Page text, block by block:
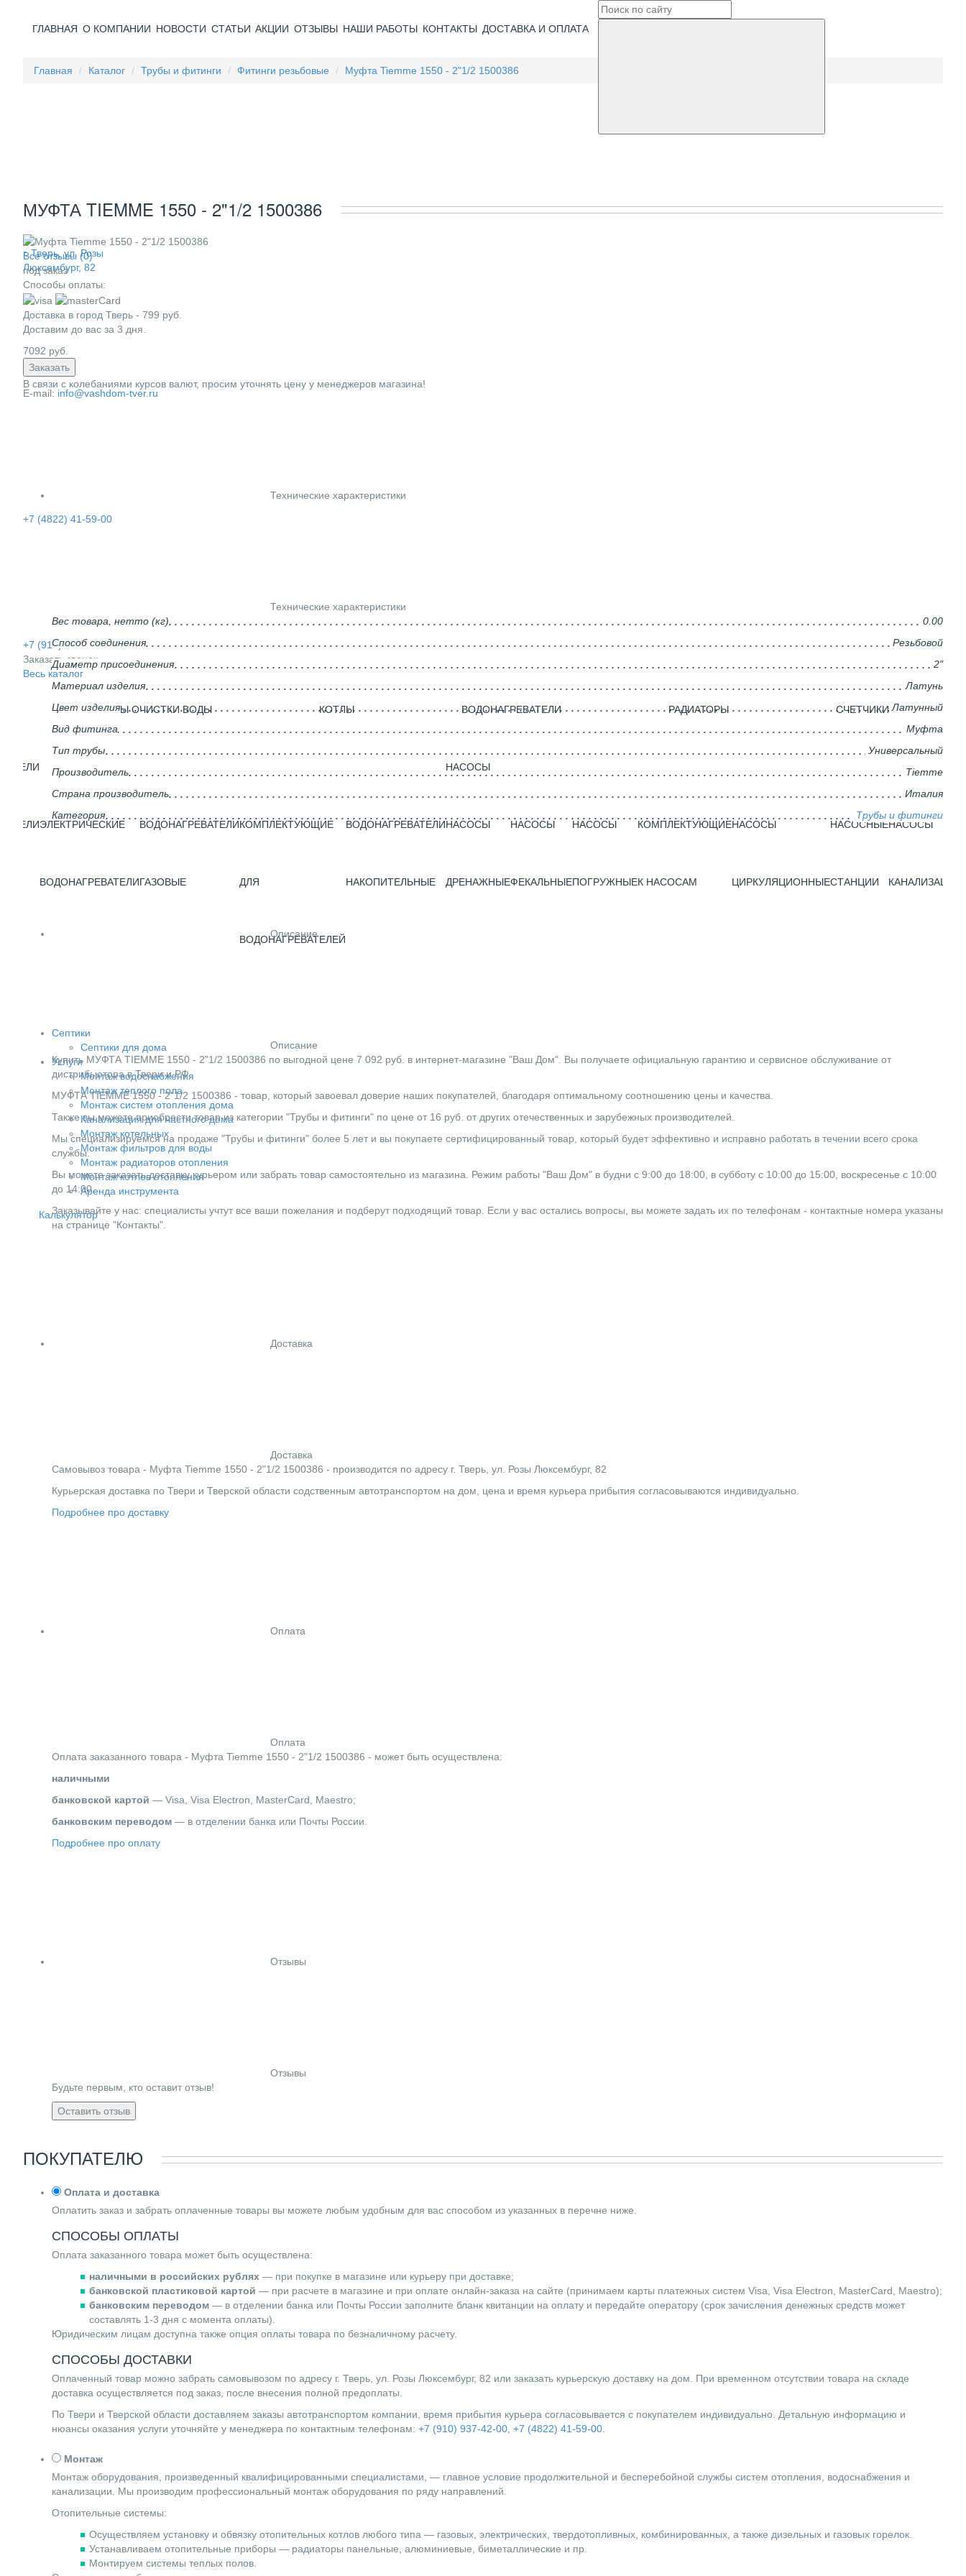
ГЛАВНАЯ О КОМПАНИИ НОВОСТИ СТАТЬИ АКЦИИ ОТЗЫВЫ НАШИ РАБОТЫ КОНТАКТЫ ДОСТАВКА И ОПЛАТА
г. Тверь, ул. Розы
Люксембург, 82
E-mail: info@vashdom-tver.ru
+7 (4822) 41-59-00
+7 (910) 937-42-00
Заказать звонок
Весь каталог
СИСТЕМЫ ОЧИСТКИ ВОДЫ КОТЛЫ ВОДОНАГРЕВАТЕЛИ РАДИАТОРЫ CЧЕТЧИКИ
ЭЛЕКТРИЧЕСКИЕ
ВОДОНАГРЕВАТЕЛИ
ВОДОНАГРЕВАТЕЛИ
ГАЗОВЫЕ
КОМПЛЕКТУЮЩИЕ
ДЛЯ
ВОДОНАГРЕВАТЕЛЕЙ
ВОДОНАГРЕВАТЕЛИ
НАКОПИТЕЛЬНЫЕ
НАСОСЫ
НАСОСЫ
ДРЕНАЖНЫЕ
НАСОСЫ
ФЕКАЛЬНЫЕ
НАСОСЫ
ПОГРУЖНЫЕ
КОМПЛЕКТУЮЩИЕ
К НАСОСАМ
НАСОСЫ
ЦИРКУЛЯЦИОННЫЕ
НАСОСНЫЕ
СТАНЦИИ
НАСОСЫ
Септики
Септики для дома
Услуги
Монтаж водоснабжения
Монтаж теплого пола
Монтаж систем отопления дома
Канализация для частного дома
Монтаж котельных
Монтаж фильтров для воды
Монтаж радиаторов отопления
Монтаж котлов отопления
Аренда инструмента
Калькулятор
Главная Каталог Трубы и фитинги Фитинги резьбовые Муфта Tiemme 1550 - 2"1/2 1500386
МУФТА TIEMME 1550 - 2"1/2 1500386
Все отзывы (0)
под заказ
Способы оплаты:
Доставка в город Тверь - 799 руб.
Доставим до вас за 3 дня.
7092 руб.
Заказать
В связи с колебаниями курсов валют, просим уточнять цену у менеджеров магазина!
Технические характеристики
Технические характеристики
Вес товара, нетто (кг)
0.00
Способ соединения
Резьбовой
Диаметр присоединения
2"
Материал изделия
Латунь
Цвет изделия
Латунный
Вид фитинга
Муфта
Тип трубы
Универсальный
Производитель
Tiemme
Страна производитель
Италия
Категория
Трубы и фитинги
Описание
Описание
Купить МУФТА TIEMME 1550 - 2"1/2 1500386 по выгодной цене 7 092 руб. в интернет-магазине "Ваш Дом". Вы получаете официальную гарантию и сервисное обслуживание от
дистрибьютора в Твери и РФ.
МУФТА TIEMME 1550 - 2"1/2 1500386 - товар, который завоевал доверие наших покупателей, благодаря оптимальному соотношению цены и качества.
Также вы можете приобрести товар из категории "Трубы и фитинги" по цене от 16 руб. от других отечественных и зарубежных производителей.
Мы специализируемся на продаже "Трубы и фитинги" более 5 лет и вы покупаете сертифицированный товар, который будет эффективно и исправно работать в течении всего срока
службы.
Вы можете заказать доставку курьером или забрать товар самостоятельно из магазина. Режим работы "Ваш Дом" в будни с 9:00 до 18:00, в субботу с 10:00 до 15:00, воскресенье с 10:00
до 14:00.
Заказывайте у нас: специалисты учтут все ваши пожелания и подберут подходящий товар. Если у вас остались вопросы, вы можете задать их по телефонам - контактные номера указаны
на странице "Контакты".
Доставка
Доставка
Cамовывоз товара - Муфта Tiemme 1550 - 2"1/2 1500386 - производится по адресу г. Тверь, ул. Розы Люксембург, 82
Курьерская доставка по Твери и Тверской области содственным автотранспортом на дом, цена и время курьера прибытия согласовываются индивидуально.
Подробнее про доставку
Оплата
Оплата
Оплата заказанного товара - Муфта Tiemme 1550 - 2"1/2 1500386 - может быть осуществлена:
наличными
банковской картой — Visa, Visa Electron, MasterCard, Maestro;
банковским переводом — в отделении банка или Почты России.
Подробнее про оплату
Отзывы
Отзывы
Будьте первым, кто оставит отзыв!
Оставить отзыв
ПОКУПАТЕЛЮ
Оплата и доставка
Оплатить заказ и забрать оплаченные товары вы можете любым удобным для вас способом из указанных в перечне ниже.
СПОСОБЫ ОПЛАТЫ
Оплата заказанного товара может быть осуществлена:
наличными в российских рублях — при покупке в магазине или курьеру при доставке;
банковской пластиковой картой — при расчете в магазине и при оплате онлайн-заказа на сайте (принимаем карты платежных систем Visa, Visa Electron, MasterCard, Maestro);
банковским переводом — в отделении банка или Почты России заполните бланк квитанции на оплату и передайте оператору (срок зачисления денежных средств может
составлять 1-3 дня с момента оплаты).
Юридическим лицам доступна также опция оплаты товара по безналичному расчету.
СПОСОБЫ ДОСТАВКИ
Оплаченный товар можно забрать самовывозом по адресу г. Тверь, ул. Розы Люксембург, 82 или заказать курьерскую доставку на дом. При временном отсутствии товара на складе
доставка осуществляется под заказ, после внесения полной предоплаты.
По Твери и Тверской области доставляем заказы автотранспортом компании, время прибытия курьера согласовывается с покупателем индивидуально. Детальную информацию и
нюансы оказания услуги уточняйте у менеджера по контактным телефонам: +7 (910) 937-42-00 +7 (4822) 41-59-00
Монтаж
Монтаж оборудования, произведенный квалифицированными специалистами, — главное условие продолжительной и бесперебойной службы систем отопления, водоснабжения и
канализации. Мы производим профессиональный монтаж оборудования по ряду направлений.
Отопительные системы:
Осуществляем установку и обвязку отопительных котлов любого типа — газовых, электрических, твердотопливных, комбинированных, а также дизельных и газовых горелок.
Устанавливаем отопительные приборы — радиаторы панельные, алюминиевые, биметаллические и пр.
Монтируем системы теплых полов.